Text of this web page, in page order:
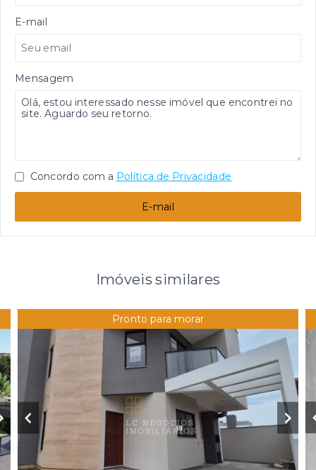
E-mail
Mensagem
Concordo com a Política de Privacidade
E-mail
Imóveis similares
Pronto para morar